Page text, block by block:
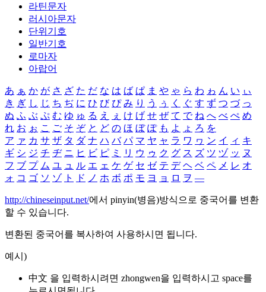
라틴문자
러시아문자
단위기호
일반기호
로마자
아랍어
あ ぁ か が さ ざ た だ な は ば ぱ ま や ゃ ら わ ゎ ん い ぃ
き ぎ し じ ち ぢ に ひ び ぴ み り う ぅ く ぐ す ず つ づ っ
ぬ ふ ぶ ぷ む ゆ ゅ る え ぇ け げ せ ぜ て で ね へ べ ぺ め
れ お ぉ こ ご そ ぞ と ど の ほ ぼ ぽ も よ ょ ろ を
ア ァ カ サ ザ タ ダ ナ ハ バ パ マ ヤ ャ ラ ワ ヮ ン イ ィ キ
ギ シ ジ チ ヂ ニ ヒ ビ ピ ミ リ ウ ゥ ク グ ス ズ ツ ヅ ッ ヌ
フ ブ プ ム ユ ュ ル エ ェ ケ ゲ セ ゼ テ デ ヘ ベ ペ メ レ オ
ォ コ ゴ ソ ゾ ト ド ノ ホ ボ ポ モ ヨ ョ ロ ヲ ―
http://chineseinput.net/에서 pinyin(병음)방식으로 중국어를 변환
할 수 있습니다.
변환된 중국어를 복사하여 사용하시면 됩니다.
예시)
中文 을 입력하시려면 zhongwen을 입력하시고 space를